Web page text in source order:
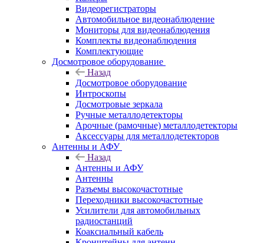
Видеорегистраторы
Автомобильное видеонаблюдение
Мониторы для видеонаблюдения
Комплекты видеонаблюдения
Комплектующие
Досмотровое оборудование
Назад
Досмотровое оборудование
Интроскопы
Досмотровые зеркала
Ручные металлодетекторы
Арочные (рамочные) металлодетекторы
Аксессуары для металлодетекторов
Антенны и АФУ
Назад
Антенны и АФУ
Антенны
Разъемы высокочастотные
Переходники высокочастотные
Усилители для автомобильных
радиостанций
Коаксиальный кабель